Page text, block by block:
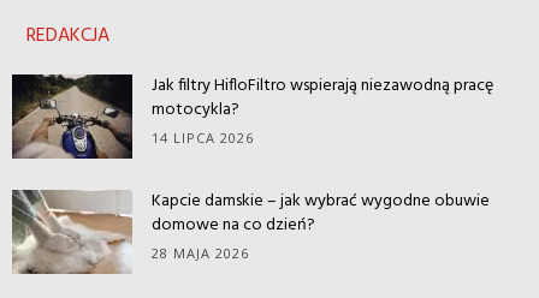
REDAKCJA
Jak filtry HifloFiltro wspierają niezawodną pracę
motocykla?
14 LIPCA 2026
Kapcie damskie – jak wybrać wygodne obuwie
domowe na co dzień?
28 MAJA 2026